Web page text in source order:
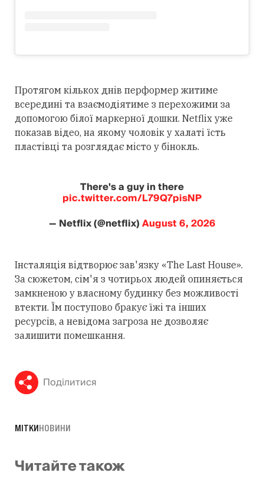
Протягом кількох днів перформер житиме
всередині та взаємодіятиме з перехожими за
допомогою білої маркерної дошки. Netflix уже
показав відео, на якому чоловік у халаті їсть
пластівці та розглядає місто у бінокль.
There's a guy in there
pic.twitter.com/L79Q7pisNP
— Netflix (@netflix)August 6, 2026
Інсталяція відтворює зав'язку «The Last House».
За сюжетом, сім'я з чотирьох людей опиняється
замкненою у власному будинку без можливості
втекти. Їм поступово бракує їжі та інших
ресурсів, а невідома загроза не дозволяє
залишити помешкання.
Поділитися
МІТКИНОВИНИ
Читайте також